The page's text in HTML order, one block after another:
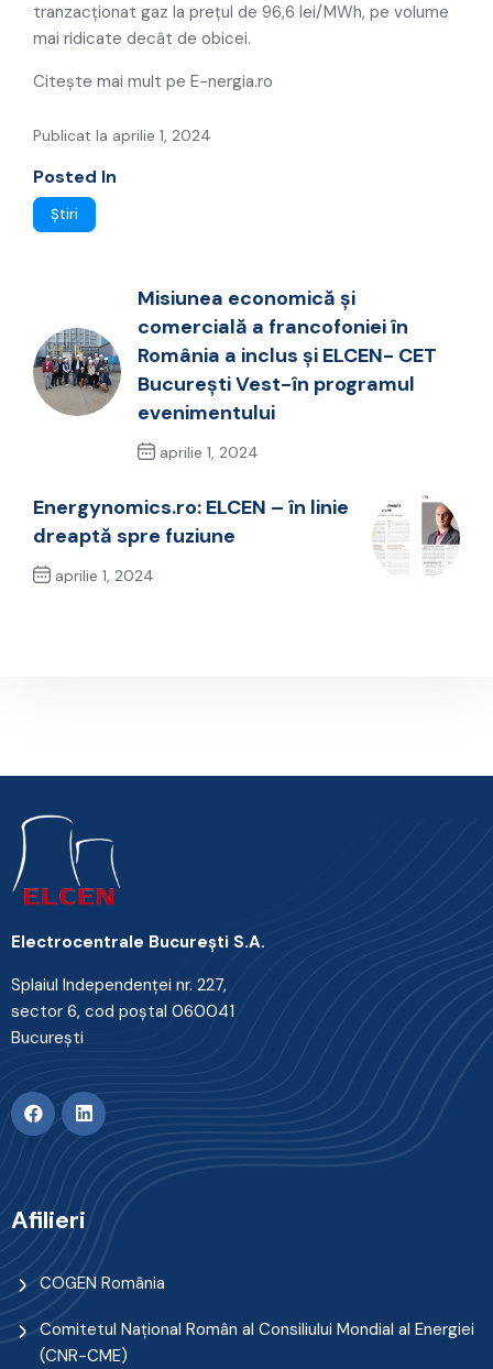
tranzacționat gaz la prețul de 96,6 lei/MWh, pe volume
mai ridicate decât de obicei.
Citește mai mult pe E-nergia.ro
Publicat la aprilie 1, 2024
Posted In
Știri
Misiunea economică și
comercială a francofoniei în
România a inclus și ELCEN- CET
București Vest-în programul
evenimentului
aprilie 1, 2024
Energynomics.ro: ELCEN – în linie
dreaptă spre fuziune
aprilie 1, 2024
Electrocentrale Bucureşti S.A.
Splaiul Independenţei nr. 227,
sector 6, cod poştal 060041
Bucureşti
Afilieri
COGEN România
Comitetul Naţional Român al Consiliului Mondial al Energiei
(CNR-CME)